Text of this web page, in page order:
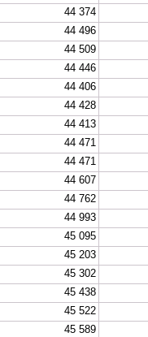
44 374
44 496
44 509
44 446
44 406
44 428
44 413
44 471
44 471
44 607
44 762
44 993
45 095
45 203
45 302
45 438
45 522
45 589